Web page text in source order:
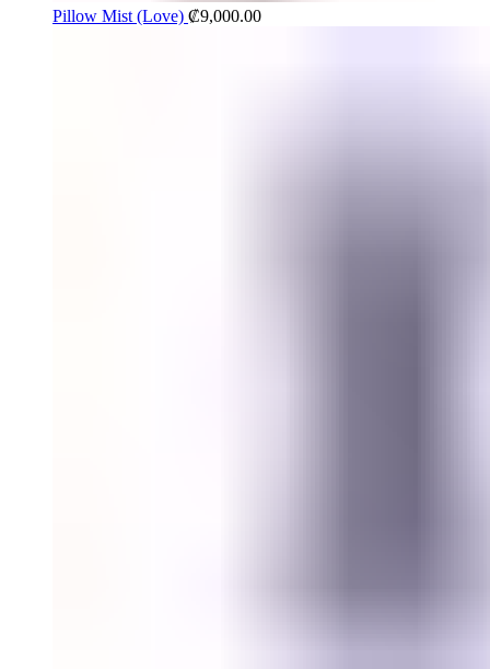
Pillow Mist (Love) ₡9,000.00